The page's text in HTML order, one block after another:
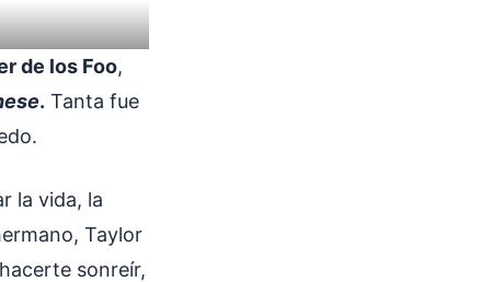
de los Foo,
. Tanta fue
la vida, la
Taylor
sonreír,